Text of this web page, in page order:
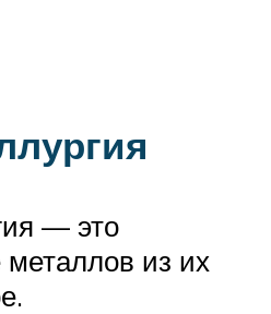
— это
металлов из их